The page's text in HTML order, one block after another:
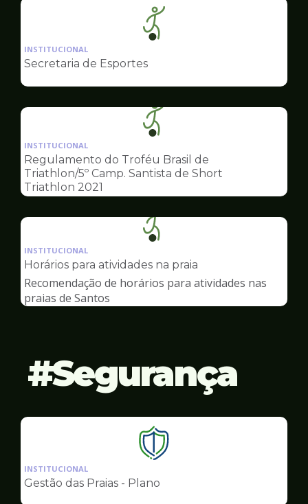
Ilustração
da
Esportes
INSTITUCIONAL
Secretaria de Esportes
Ilustração
da
pagina
de
INSTITUCIONAL
Regulamento do Troféu Brasil de
Triathlon/5º Camp. Santista de Short
Triathlon 2021
Ilustração
da
pagina
Esportes
INSTITUCIONAL
Horários para atividades na praia
Recomendação de horários para atividades nas
praias de Santos
Segurança
Ilustração
da
pagina
INSTITUCIONAL
Gestão das Praias - Plano